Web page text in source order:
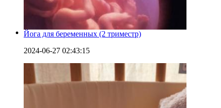
Йога для беременных (2 триместр)
2024-06-27 02:43:15